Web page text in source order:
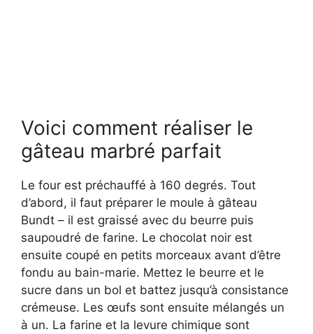
Voici comment réaliser le
gâteau marbré parfait
Le four est préchauffé à 160 degrés. Tout
d’abord, il faut préparer le moule à gâteau
Bundt – il est graissé avec du beurre puis
saupoudré de farine. Le chocolat noir est
ensuite coupé en petits morceaux avant d’être
fondu au bain-marie. Mettez le beurre et le
sucre dans un bol et battez jusqu’à consistance
crémeuse. Les œufs sont ensuite mélangés un
à un. La farine et la levure chimique sont